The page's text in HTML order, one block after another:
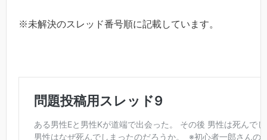
※未解決のスレッド番号順に記載しています。